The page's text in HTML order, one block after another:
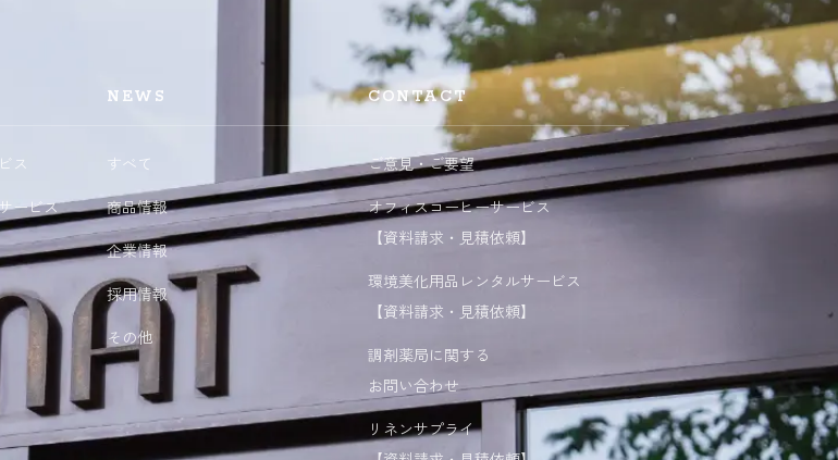
ス
ービス
NEWS
すべて
商品情報
企業情報
採用情報
その他
CONTACT
ご意見・ご要望
オフィスコーヒーサービス
【資料請求・見積依頼】
環境美化用品レンタルサービス
【資料請求・見積依頼】
調剤薬局に関する
お問い合わせ
リネンサプライ